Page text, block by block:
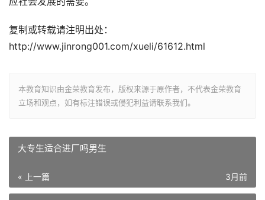
复制或转载请注明出处：
http://www.jinrong001.com/xueli/61612.html
本教育知识由金荣教育发布，版权来源于原作者，不代表金荣教育
立场和观点，如有标注错误或侵犯利益请联系我们。
大专生适合进厂吗男生
« 上一篇 3月前